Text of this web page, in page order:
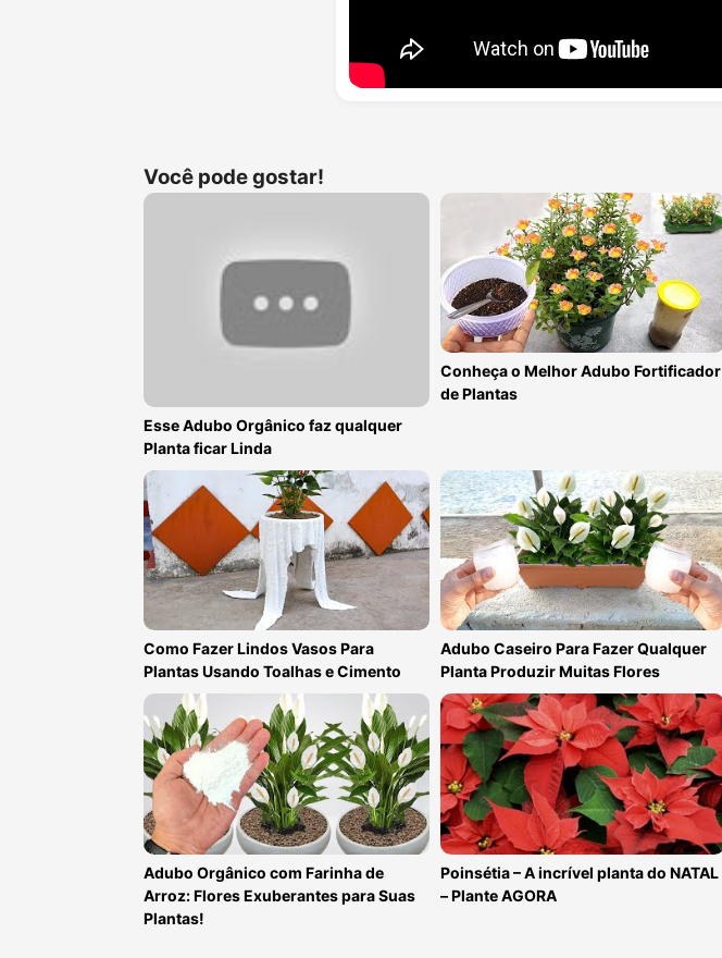
Você pode gostar!
Esse Adubo Orgânico faz qualquer
Planta ficar Linda
Conheça o Melhor Adubo Fortificador
de Plantas
Como Fazer Lindos Vasos Para
Plantas Usando Toalhas e Cimento
Adubo Caseiro Para Fazer Qualquer
Planta Produzir Muitas Flores
Adubo Orgânico com Farinha de
Arroz: Flores Exuberantes para Suas
Plantas!
Poinsétia – A incrível planta do NATAL
– Plante AGORA